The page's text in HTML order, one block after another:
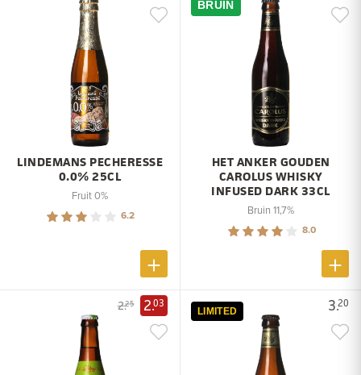
LINDEMANS PECHERESSE
0.0% 25CL
Fruit 0%
6.2
BRUIN
HET ANKER GOUDEN
CAROLUS WHISKY
INFUSED DARK 33CL
Bruin 11,7%
8.0
2.25 2.03 3.20
LIMITED